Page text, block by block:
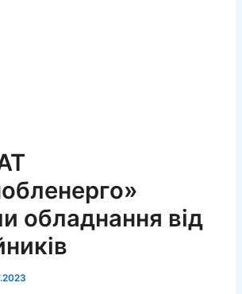
обладнання від